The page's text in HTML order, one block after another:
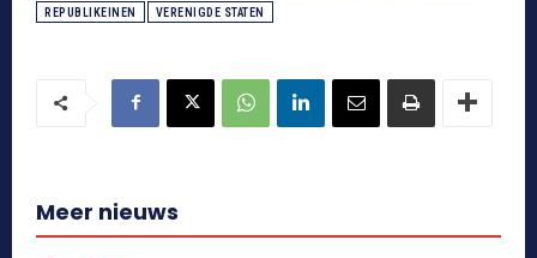
REPUBLIKEINEN VERENIGDE STATEN
Meer nieuws